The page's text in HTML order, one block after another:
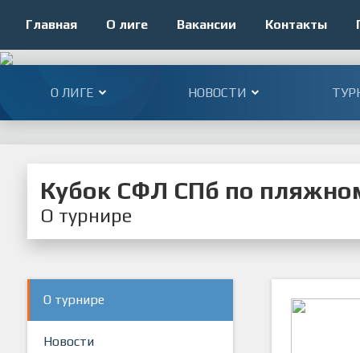
Главная О лиге Вакансии Контакты
О ЛИГЕ НОВОСТИ
Кубок СФЛ СПб по
О турнире
О турнире
Новости